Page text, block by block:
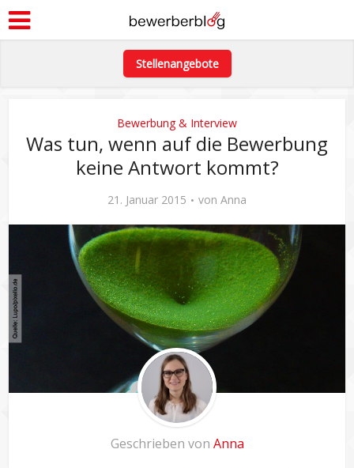
Stellenangebote
Bewerbung & Interview
Was tun, wenn auf die Bewerbung
keine Antwort kommt?
21. Januar 2015 von Anna
Geschrieben von Anna